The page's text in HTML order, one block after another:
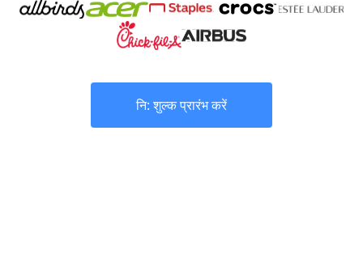
नि: शुल्क प्रारंभ करें